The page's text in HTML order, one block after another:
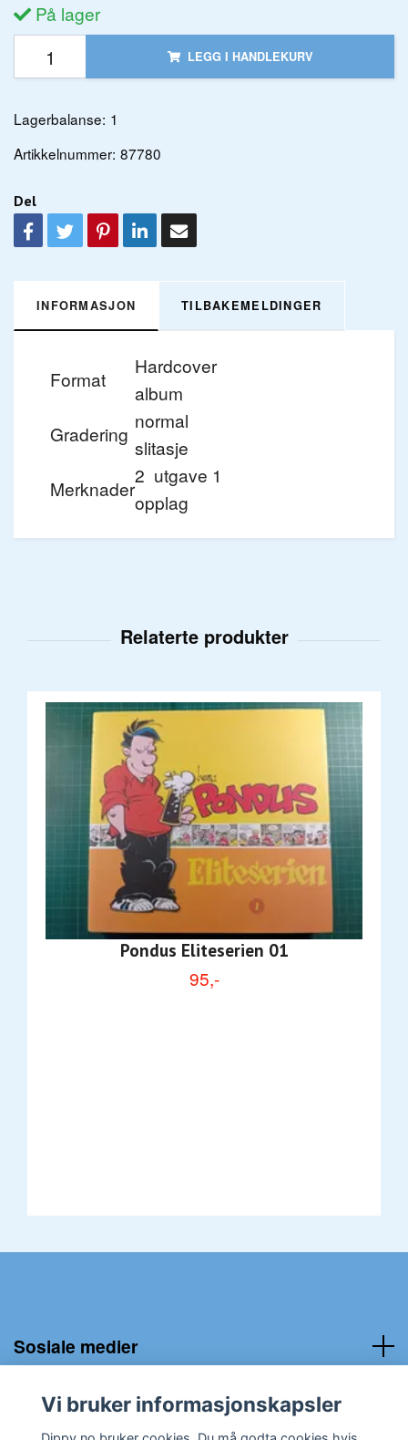
På lager
LEGG I HANDLEKURV
Lagerbalanse: 1
Artikkelnummer: 87780
Del
INFORMASJON TILBAKEMELDINGER
Format
Hardcover
album
Gradering
normal
slitasje
Merknader
2 utgave 1
opplag
Pondus Eliteserien 01
95,-
Sosiale medier
Kundeservice:
Vi bruker informasjonskapsler